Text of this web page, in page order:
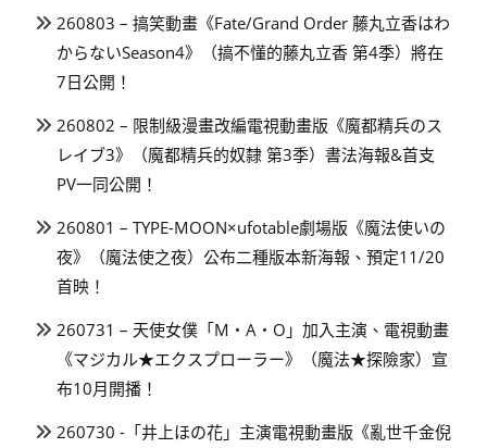
260803 – 搞笑動畫《Fate/Grand Order 藤丸立香はわ
からないSeason4》（搞不懂的藤丸立香 第4季）將在
7日公開！
260802 – 限制級漫畫改編電視動畫版《魔都精兵のス
レイブ3》（魔都精兵的奴隸 第3季）書法海報&首支
PV一同公開！
260801 – TYPE-MOON×ufotable劇場版《魔法使いの
夜》（魔法使之夜）公布二種版本新海報、預定11/20
首映！
260731 – 天使女僕「M・A・O」加入主演、電視動畫
《マジカル★エクスプローラー》（魔法★探險家）宣
布10月開播！
260730 -「井上ほの花」主演電視動畫版《亂世千金倪